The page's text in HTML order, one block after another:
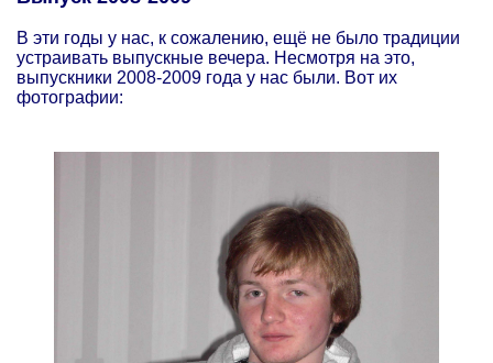
В эти годы у нас, к сожалению, ещё не было традиции
устраивать выпускные вечера. Несмотря на это,
выпускники 2008-2009 года у нас были. Вот их
фотографии: